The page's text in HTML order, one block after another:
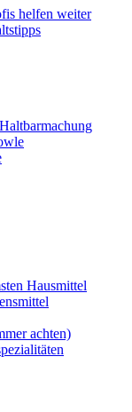
helfen weiter
Hausmittel
achten)